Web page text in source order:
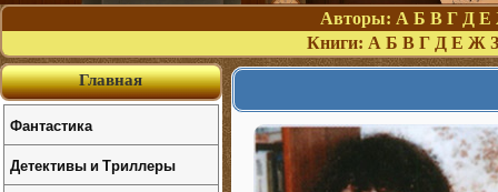
Авторы: А Б В Г Д Е
Книги: А Б В Г Д Е Ж З
Главная
Фантастика
Детективы и Триллеры